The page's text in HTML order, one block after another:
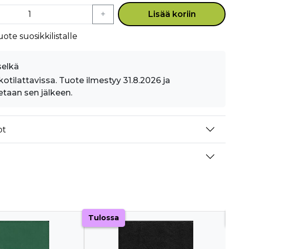
Lisää koriin
suosikkilistalle
Tuote ilmestyy 31.8.2026 ja
sen jälkeen.
Tulossa